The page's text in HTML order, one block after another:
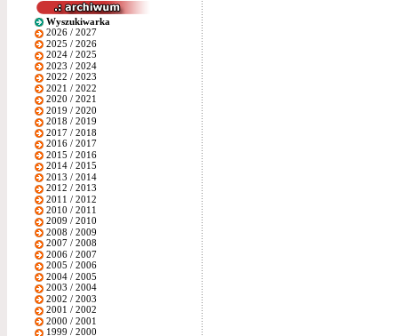
Wyszukiwarka
2026 / 2027
2025 / 2026
2024 / 2025
2023 / 2024
2022 / 2023
2021 / 2022
2020 / 2021
2019 / 2020
2018 / 2019
2017 / 2018
2016 / 2017
2015 / 2016
2014 / 2015
2013 / 2014
2012 / 2013
2011 / 2012
2010 / 2011
2009 / 2010
2008 / 2009
2007 / 2008
2006 / 2007
2005 / 2006
2004 / 2005
2003 / 2004
2002 / 2003
2001 / 2002
2000 / 2001
1999 / 2000